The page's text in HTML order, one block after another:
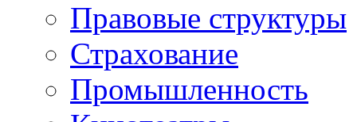
Правовые структуры
Страхование
Промышленность